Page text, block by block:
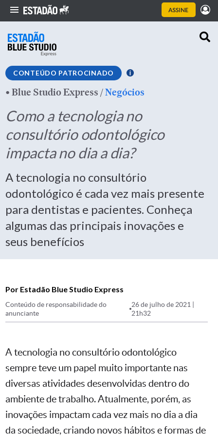
CONTEÚDO PATROCINADO
•Blue Studio Express/Negócios
Como a tecnologia no
consultório odontológico
impacta no dia a dia?
A tecnologia no consultório
odontológico é cada vez mais presente
para dentistas e pacientes. Conheça
algumas das principais inovações e
seus benefícios
Por Estadão Blue Studio Express
Conteúdo de responsabilidade do
anunciante
26 de julho de 2021 |
21h32
A tecnologia no consultório odontológico
sempre teve um papel muito importante nas
diversas atividades desenvolvidas dentro do
ambiente de trabalho. Atualmente, porém, as
inovações impactam cada vez mais no dia a dia
da sociedade, criando novos hábitos e formas de